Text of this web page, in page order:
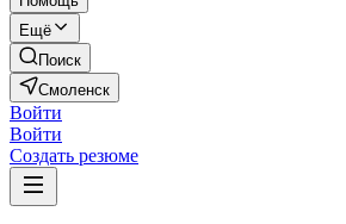
Ещё
Поиск
Смоленск
Войти
Войти
Создать резюме